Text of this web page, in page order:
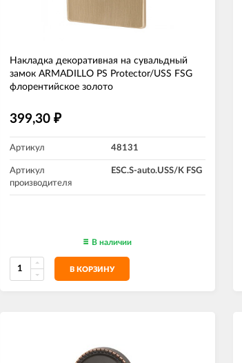
Накладка декоративная на сувальдный
замок ARMADILLO PS Protector/USS FSG
флорентийское золото
399,30 ₽
Артикул 48131
Артикул
производителя
ESC.S-auto.USS/K FSG
В наличии
В КОРЗИНУ